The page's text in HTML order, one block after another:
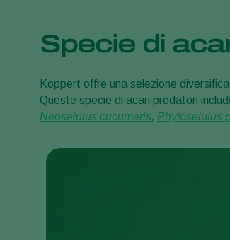
Specie di
Koppert offre una selezione
Queste specie di acari predatori
Neoseiulus cucumeris, Phytoseiulus